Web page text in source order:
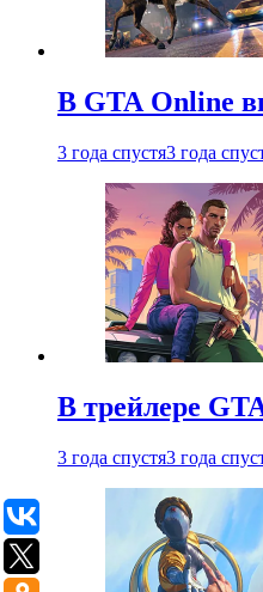
В GTA Online
3 года спустя3 года
В трейлере
3 года спустя3 года